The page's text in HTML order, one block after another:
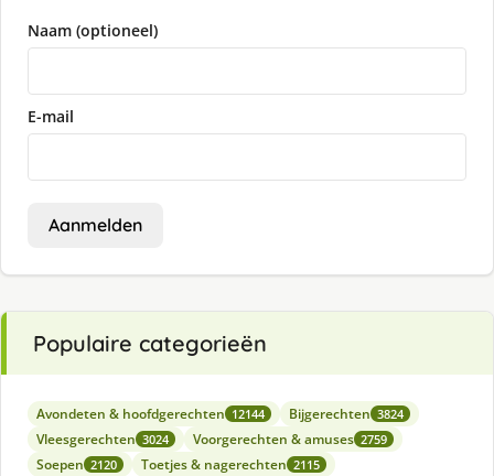
Naam (optioneel)
E-mail
Aanmelden
Populaire categorieën
Avondeten & hoofdgerechten 12144 Bijgerechten 3824
Vleesgerechten 3024 Voorgerechten & amuses 2759
Soepen 2120 Toetjes & nagerechten 2115